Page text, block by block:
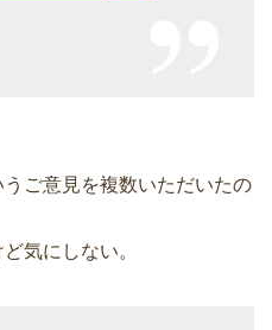
ご意見を複数いただいたの
気にしない。